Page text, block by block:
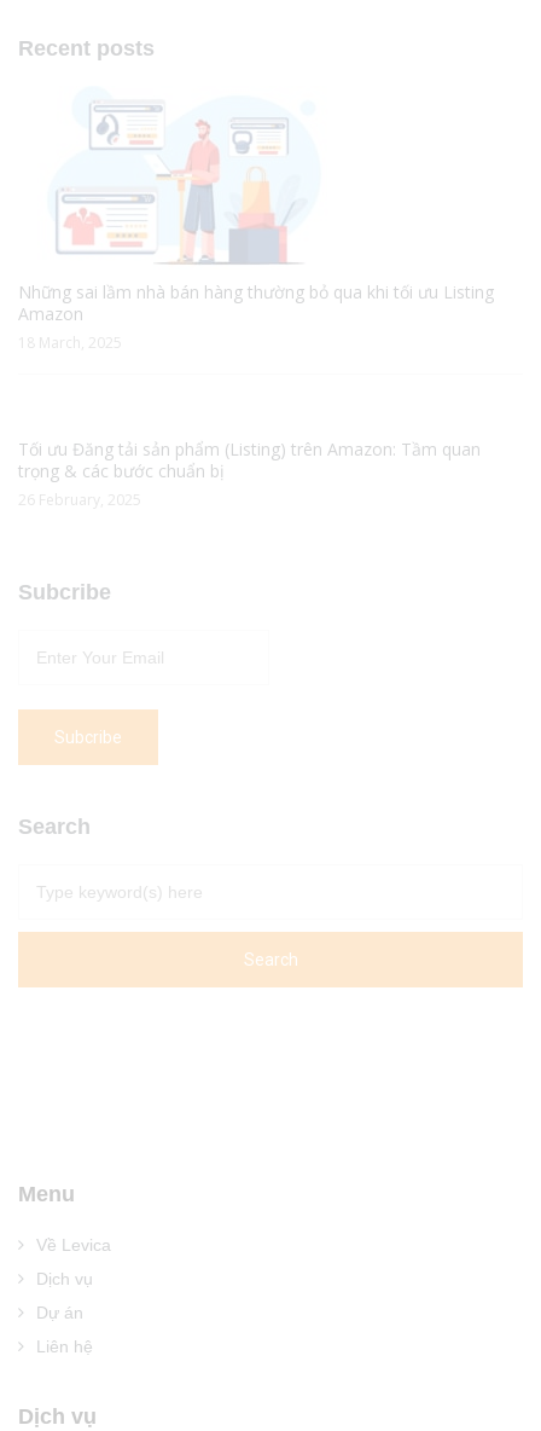
Recent posts
Những sai lầm nhà bán hàng thường bỏ qua khi tối ưu Listing
Amazon
18 March, 2025
Tối ưu Đăng tải sản phẩm (Listing) trên Amazon: Tầm quan
trọng & các bước chuẩn bị
26 February, 2025
Subcribe
Search
Menu
Về Levica
Dịch vụ
Dự án
Liên hệ
Dịch vụ